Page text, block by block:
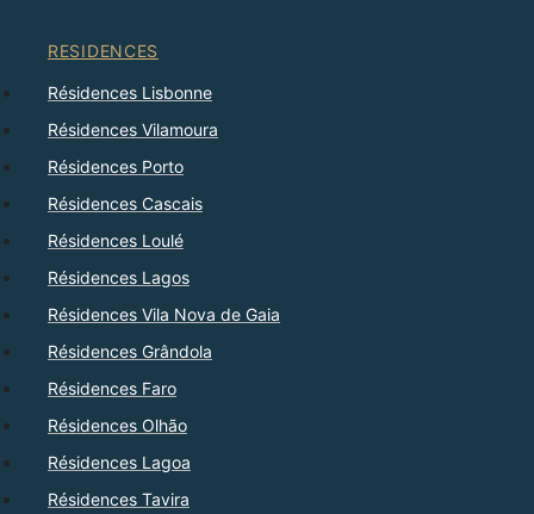
RESIDENCES
Résidences Lisbonne
Résidences Vilamoura
Résidences Porto
Résidences Cascais
Résidences Loulé
Résidences Lagos
Résidences Vila Nova de Gaia
Résidences Grândola
Résidences Faro
Résidences Olhão
Résidences Lagoa
Résidences Tavira